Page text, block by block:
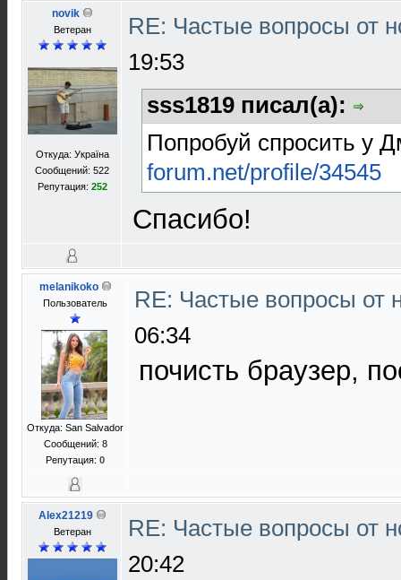
novik
Ветеран
Откуда: Україна
Сообщений: 522
Репутация: 252
RE: Частые вопросы от
19:53
sss1819 писал(а):
Попробуй спросить у
forum.net/profile/34545
Спасибо!
melanikoko
Пользователь
Откуда: San Salvador
Сообщений: 8
Репутация: 0
RE: Частые вопросы от
06:34
почисть браузер,
Alex21219
Ветеран
RE: Частые вопросы от
20:42